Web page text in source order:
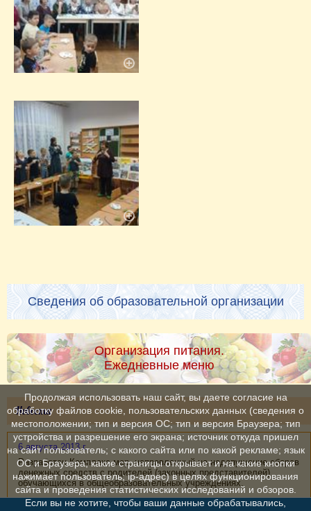
Сведения об образовательной организации
Организация питания.
Ежедневные меню
Новости
6 августа 2013 г.
Разработан Комплекс мер, направленный на недопущение сборов
денежных средств с родителей (законных представителей)
обучающихся в общеобразовательных учреждениях.
Продолжая использовать наш сайт, вы даете согласие на
обработку файлов cookie, пользовательских данных (сведения о
местоположении; тип и версия ОС; тип и версия Браузера; тип
устройства и разрешение его экрана; источник откуда пришел
на сайт пользователь; с какого сайта или по какой рекламе; язык
ОС и Браузера; какие страницы открывает и на какие кнопки
нажимает пользователь; ip-адрес) в целях функционирования
сайта и проведения статистических исследований и обзоров.
Если вы не хотите, чтобы ваши данные обрабатывались,